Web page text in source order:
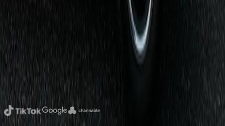
Official partners